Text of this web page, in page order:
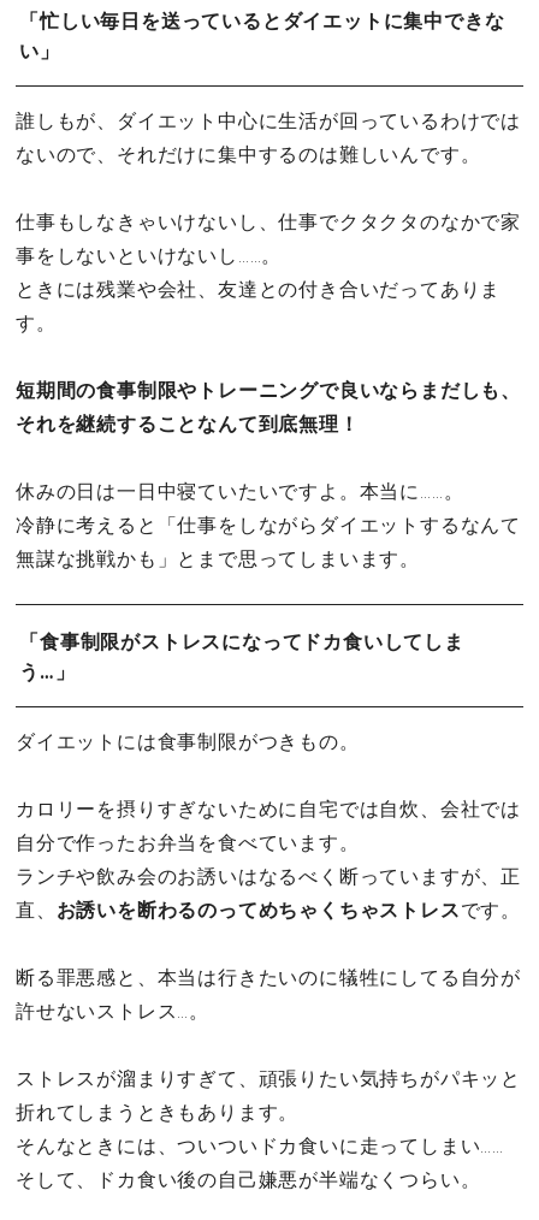
「忙しい毎日を送っているとダイエットに集中できな
い」
誰しもが、ダイエット中心に生活が回っているわけでは
ないので、それだけに集中するのは難しいんです。
仕事もしなきゃいけないし、仕事でクタクタのなかで家
事をしないといけないし……。
ときには残業や会社、友達との付き合いだってありま
す。
短期間の食事制限やトレーニングで良いならまだしも、
それを継続することなんて到底無理！
休みの日は一日中寝ていたいですよ。本当に……。
冷静に考えると「仕事をしながらダイエットするなんて
無謀な挑戦かも」とまで思ってしまいます。
「食事制限がストレスになってドカ食いしてしま
う…」
ダイエットには食事制限がつきもの。
カロリーを摂りすぎないために自宅では自炊、会社では
自分で作ったお弁当を食べています。
ランチや飲み会のお誘いはなるべく断っていますが、正
直、 お誘いを断わるのってめちゃくちゃストレスです。
断る罪悪感と、本当は行きたいのに犠牲にしてる自分が
許せないストレス…。
ストレスが溜まりすぎて、頑張りたい気持ちがパキッと
折れてしまうときもあります。
そんなときには、ついついドカ食いに走ってしまい……
そして、ドカ食い後の自己嫌悪が半端なくつらい。